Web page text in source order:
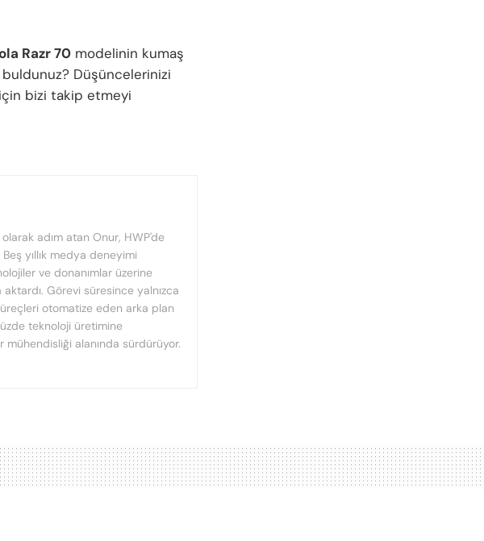
Razr 70 modelinin kumaş
Düşüncelerinizi
için bizi takip etmeyi
adım atan Onur, HWP'de
yıllık medya deneyimi
ve donanımlar üzerine
Görevi süresince yalnızca
otomatize eden arka plan
teknoloji üretimine
mühendisliği alanında sürdürüyor.